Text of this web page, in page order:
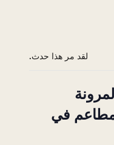
لقد مر هذا حدث.
في